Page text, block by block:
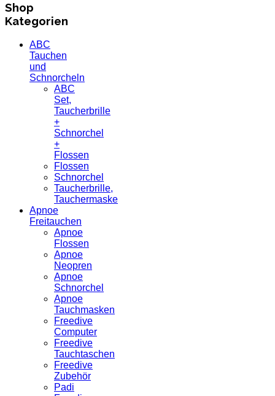
Shop
Kategorien
ABC
Tauchen
und
Schnorcheln
ABC
Set,
Taucherbrille
+
Schnorchel
+
Flossen
Flossen
Schnorchel
Taucherbrille,
Tauchermaske
Apnoe
Freitauchen
Apnoe
Flossen
Apnoe
Neopren
Apnoe
Schnorchel
Apnoe
Tauchmasken
Freedive
Computer
Freedive
Tauchtaschen
Freedive
Zubehör
Padi